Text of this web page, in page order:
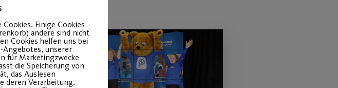
14
März
Einige Cookies
andere sind nicht
Cookies helfen uns bei
Angebotes, unserer
für Marketingzwecke
die Speicherung von
das Auslesen
deren Verarbeitung.